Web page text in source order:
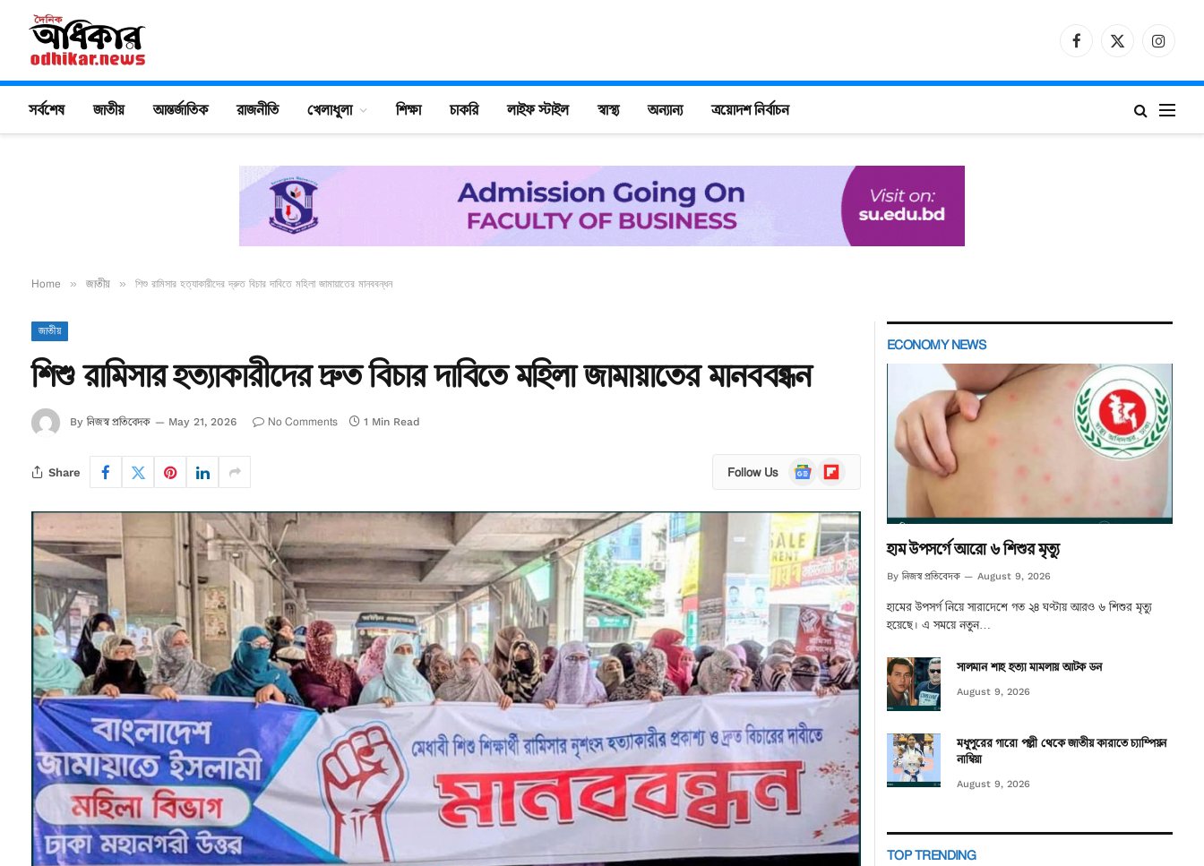
Facebook
X
সর্বশেষ জাতীয় আন্তর্জাতিক রাজনীতি খেলাধুলা শিক্ষা চাকরি লাইফ স্টাইল স্বাস্থ্য অন্যান্য ত্রয়োদশ নির্বাচন
Home » জাতীয় » শিশু রামিসার হত্যাকারীদের দ্রুত বিচার দাবিতে মহিলা জামায়াতের মানববন্ধন
জাতীয়
শিশু রামিসার হত্যাকারীদের দ্রুত বিচার দাবিতে মহিলা জামায়াতের মানববন্ধন
By নিজস্ব প্রতিবেদক May 21, 2026 No Comments 1 Min Read
Share Follow Us
Google
News
Flipboard
ECONOMY NEWS
হাম উপসর্গে আরো ৬ শিশুর মৃত্যু
By নিজস্ব প্রতিবেদক August 9, 2026
হামের উপসর্গ নিয়ে সারাদেশে গত ২৪ ঘণ্টায় আরও ৬ শিশুর মৃত্যু
হয়েছে। এ সময়ে নতুন…
সালমান শাহ হত্যা মামলায় আটক ডন
August 9, 2026
মধুপুরের গারো পল্লী থেকে জাতীয় কারাতে চ্যাম্পিয়ন
নাম্বিয়া
August 9, 2026
TOP TRENDING